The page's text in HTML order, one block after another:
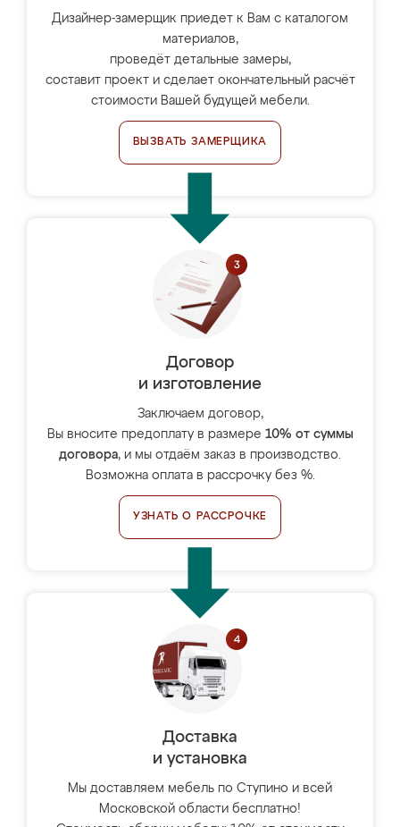
Дизайнер-замерщик приедет к Вам с каталогом
материалов,
проведёт детальные замеры,
составит проект и сделает окончательный расчёт
стоимости Вашей будущей мебели.
ВЫЗВАТЬ ЗАМЕРЩИКА
Договор
и изготовление
Заключаем договор,
Вы вносите предоплату в размере 10% от суммы
договора, и мы отдаём заказ в производство.
Возможна оплата в рассрочку без %.
УЗНАТЬ О РАССРОЧКЕ
Доставка
и установка
Мы доставляем мебель по Ступино и всей
Московской области бесплатно!